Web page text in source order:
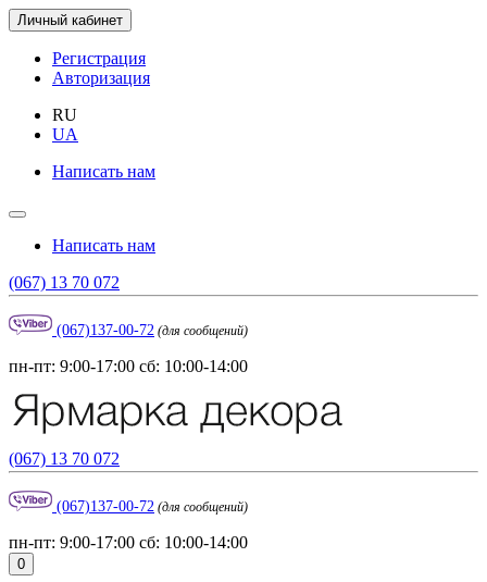
Личный кабинет
Регистрация
Авторизация
RU
UA
Написать нам
Написать нам
(067) 13 70 072
(067)137-00-72 (для сообщений)
пн-пт: 9:00-17:00 сб: 10:00-14:00
(067) 13 70 072
(067)137-00-72 (для сообщений)
пн-пт: 9:00-17:00 сб: 10:00-14:00
0